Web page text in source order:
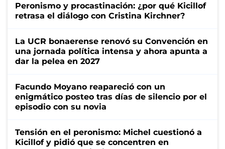
Peronismo y procastinación: ¿por qué Kicillof
retrasa el diálogo con Cristina Kirchner?
La UCR bonaerense renovó su Convención en
una jornada política intensa y ahora apunta a
dar la pelea en 2027
Facundo Moyano reapareció con un
enigmático posteo tras días de silencio por el
episodio con su novia
Tensión en el peronismo: Michel cuestionó a
Kicillof y pidió que se concentren en